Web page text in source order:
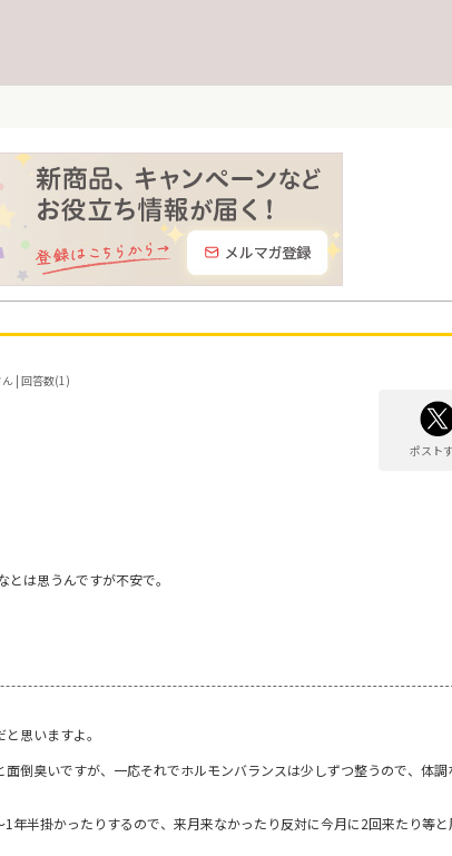
| 回答数(1)
ポスト
は思うんですが不安で。
思いますよ。
倒臭いですが、一応それでホルモンバランスは少しずつ整うので、体調
年半掛かったりするので、来月来なかったり反対に今月に2回来たり等